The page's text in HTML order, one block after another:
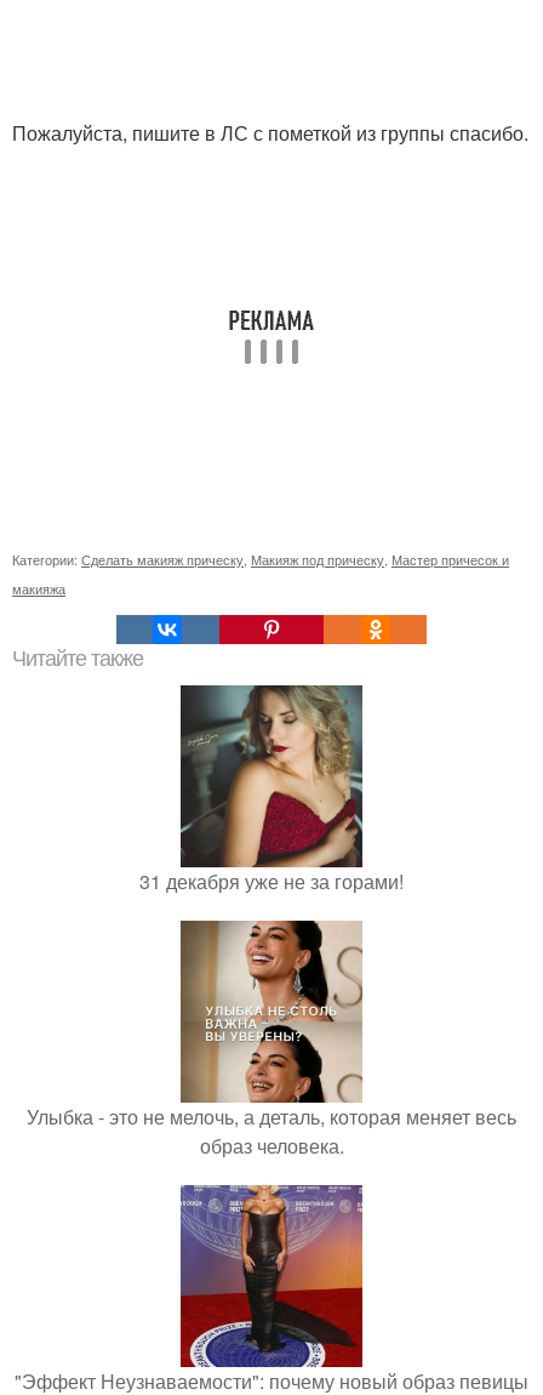
Пожалуйста, пишите в ЛС с пометкой из группы спасибо.
Категории: Сделать макияж прическу Макияж под прическу Мастер причесок и
макияжа
Читайте также
31 декабря уже не за горами!
Улыбка - это не мелочь, а деталь, которая меняет весь
образ человека.
"Эффект Неузнаваемости": почему новый образ певицы